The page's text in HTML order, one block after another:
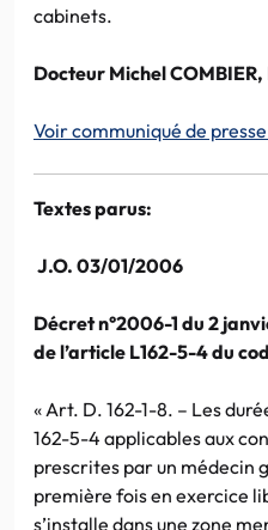
cabinets.
Docteur Michel
Voir communiqué de
Textes parus:
J.O. 03/01/2006
Décret n°2006-1 du 2
de l’article L162-5-4 du
« Art. D. 162-1-8. – Les
162-5-4 applicables aux
prescrites par un médecin
première fois en exercice
s’installe dans une zone